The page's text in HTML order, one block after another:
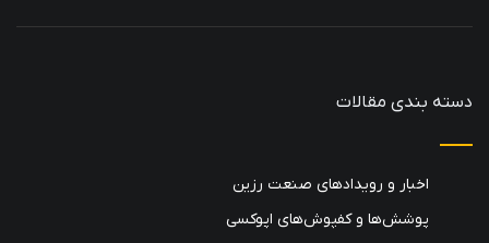
دسته بندی مقالات
اخبار و رویدادهای صنعت رزین
پوشش‌ها و کفپوش‌های اپوکسی